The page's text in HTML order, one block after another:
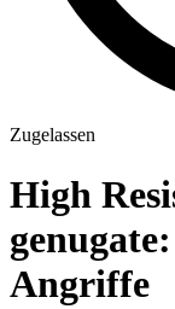
Zugelassen
High
Angriffe